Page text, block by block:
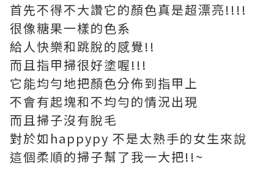
首先不得不大讚它的顏色真是超漂亮!!!!
很像糖果一樣的色系
給人快樂和跳脫的感覺!!
而且指甲掃很好塗喔!!!
它能均勻地把顏色分佈到指甲上
不會有起塊和不均勻的情況出現
而且掃子沒有脫毛
對於如happypy 不是太熟手的女生來說
這個柔順的掃子幫了我一大把!!~